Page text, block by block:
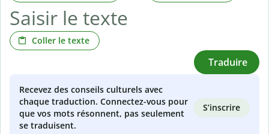
Coller le texte
Traduire
Recevez des conseils culturels avec
chaque traduction. Connectez-vous pour
que vos mots résonnent, pas seulement
se traduisent.
S’inscrire